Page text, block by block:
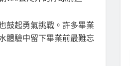
鼓起勇氣挑戰。許多畢業
體驗中留下畢業前最難忘